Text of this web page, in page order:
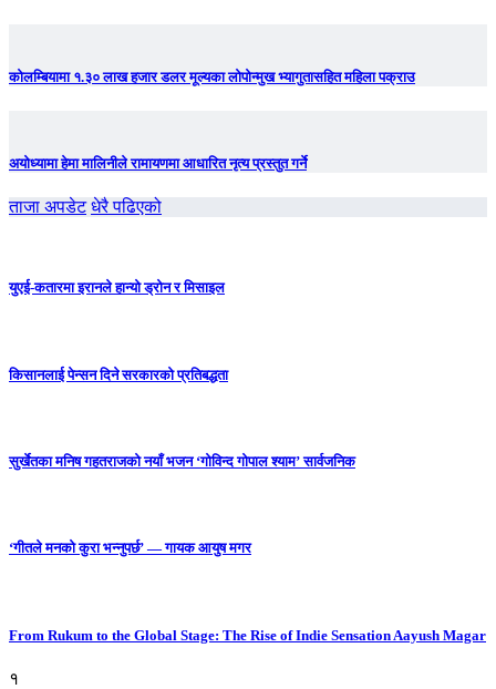
कोलम्बियामा १.३० लाख हजार डलर मूल्यका लोपोन्मुख भ्यागुतासहित महिला पक्राउ
अयोध्यामा हेमा मालिनीले रामायणमा आधारित नृत्य प्रस्तुत गर्ने
ताजा अपडेट धेरै पढिएको
युएई-कतारमा इरानले हान्यो ड्रोन र मिसाइल
किसानलाई पेन्सन दिने सरकारको प्रतिबद्धता
सुर्खेतका मनिष गहतराजको नयाँ भजन ‘गोविन्द गोपाल श्याम’ सार्वजनिक
‘गीतले मनको कुरा भन्नुपर्छ’ — गायक आयुष मगर
From Rukum to the Global Stage: The Rise of Indie Sensation Aayush Magar
१